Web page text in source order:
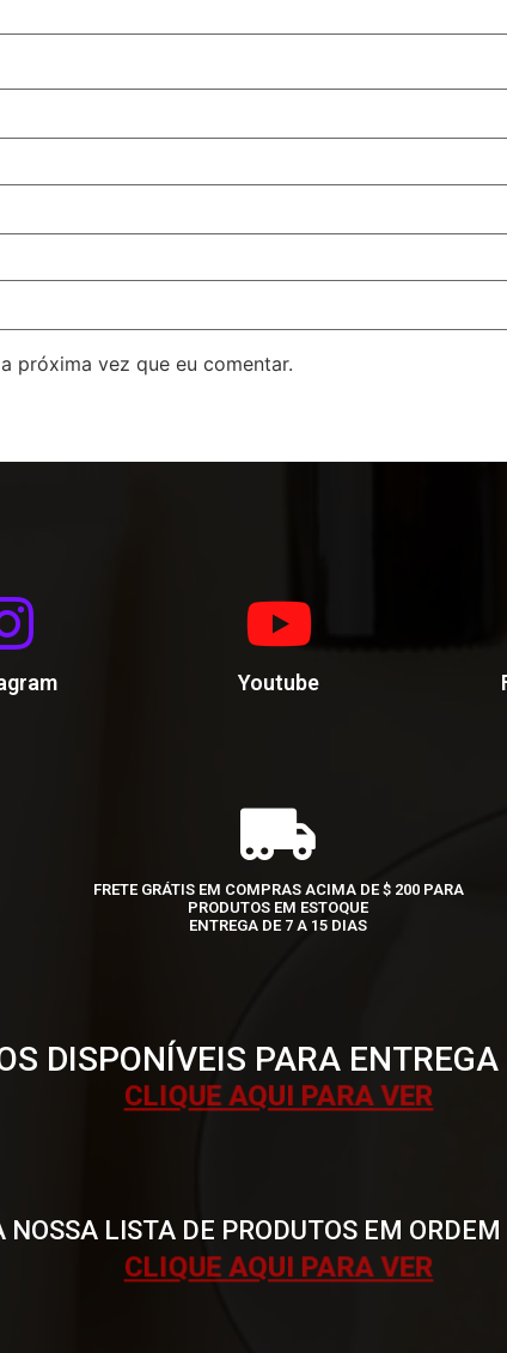
próxima vez que eu comentar.
Youtube
FRETE GRÁTIS EM COMPRAS ACIMA DE $ 200 PARA
PRODUTOS EM ESTOQUE
ENTREGA DE 7 A 15 DIAS
DISPONÍVEIS PARA
CLIQUE AQUI PARA VER
NOSSA LISTA DE PRODUTOS EM
CLIQUE AQUI PARA VER